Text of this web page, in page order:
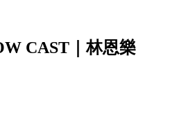
CAST｜林恩樂